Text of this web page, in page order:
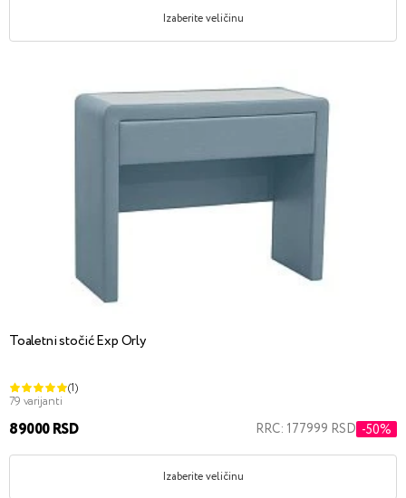
Izaberite veličinu
Toaletni stočić Exp Orly
(1)
79 varijanti
89000 RSD RRC: 177999 RSD -50%
Izaberite veličinu